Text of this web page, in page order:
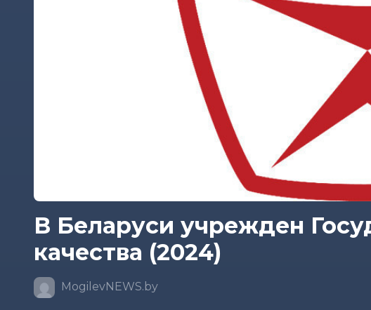
В Беларуси учрежден
качества (2024)
MogilevNEWS.by